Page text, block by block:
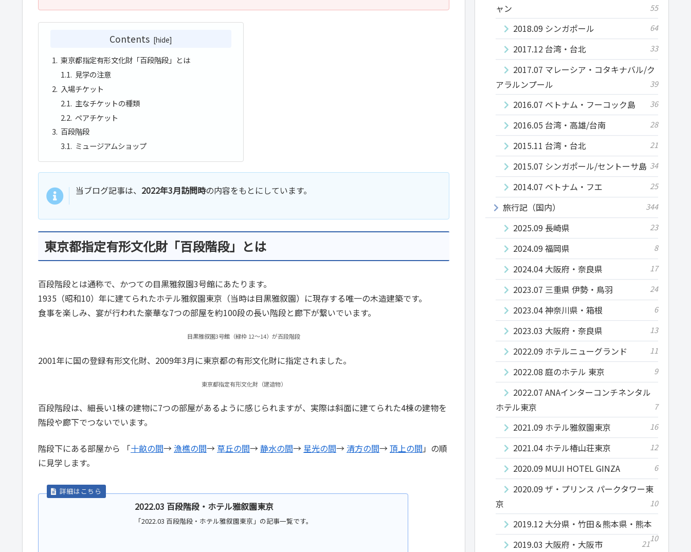
Contents
東京都指定有形文化財「百段階段」とは
見学の注意
入場チケット
主なチケットの種類
ペアチケット
百段階段
ミュージアムショップ
当ブログ記事は、 2022年3月訪問時の内容をもとにしています。
東京都指定有形文化財「百段階段」とは
百段階段とは通称で、かつての目黒雅叙園3号館にあたります。
1935（昭和10）年に建てられたホテル雅叙園東京（当時は目黒雅叙園）に現存する唯一の木造建築です。
食事を楽しみ、宴が行われた豪華な7つの部屋を約100段の長い階段と廊下が繋いでいます。
目黒雅叙園3号館（緑枠 12～14）が百段階段
2001年に国の登録有形文化財、2009年3月に東京都の有形文化財に指定されました。
東京都指定有形文化財（建造物）
百段階段は、細長い1棟の建物に7つの部屋があるように感じられますが、実際は斜面に建てられた4棟の建物を
階段や廊下でつないでいます。
階段下にある部屋から 「十畝の間→ 漁樵の間→ 草丘の間→静水の間→ 星光の間→ 清方の間→頂上の間 」の順
に見学します。
2022.03 百段階段・ホテル雅叙園東京
「2022.03 百段階段・ホテル雅叙園東京」の記事一覧です。
ャン
55
2018.09 シンガポール 64
2017.12 台湾・台北 33
2017.07 マレーシア・コタキナバル/ク
アラルンプール
39
2016.07 ベトナム・フーコック島 36
2016.05 台湾・高雄/台南 28
2015.11 台湾・台北 21
2015.07 シンガポール/セントーサ島 34
2014.07 ベトナム・フエ 25
旅行記（国内） 344
2025.09 長崎県 23
2024.09 福岡県 8
2024.04 大阪府・奈良県 17
2023.07 三重県 伊勢・鳥羽 24
2023.04 神奈川県・箱根 6
2023.03 大阪府・奈良県 13
2022.09 ホテルニューグランド 11
2022.08 庭のホテル 東京 9
2022.07 ANAインターコンチネンタル
ホテル東京
7
2021.09 ホテル雅叙園東京 16
2021.04 ホテル椿山荘東京 12
2020.09 MUJI HOTEL GINZA 6
2020.09 ザ・プリンス パークタワー東
京
10
2019.12 大分県・竹田＆熊本県・熊本
10
2019.03 大阪府・大阪市 21